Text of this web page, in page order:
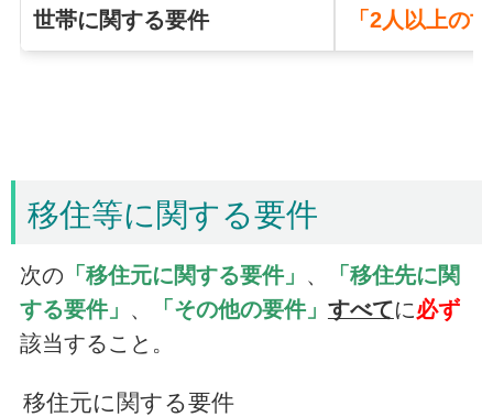
世帯に関する要件 「2人以上の
移住等に関する要件
次の 「移住元に関する要件」 、
「移住先に関
する要件」 、 「その他の要件」 すべてに必ず
該当すること。
移住元に関する要件